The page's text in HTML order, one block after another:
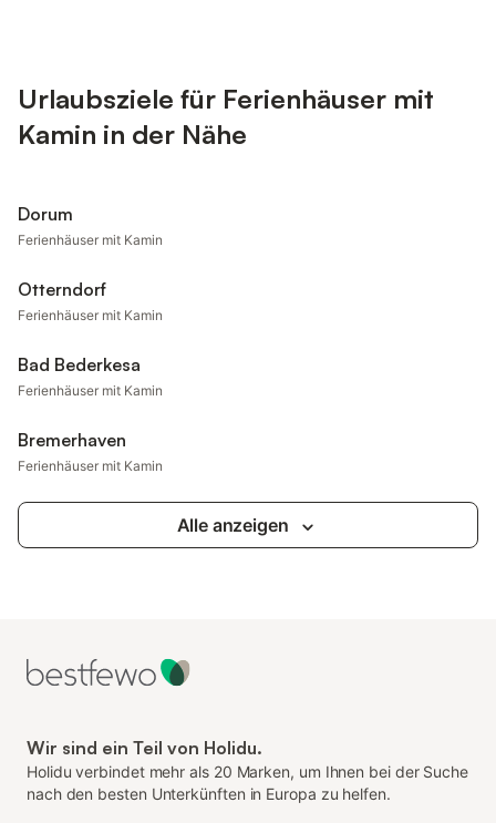
Urlaubsziele für Ferienhäuser mit
Kamin in der Nähe
Dorum
Ferienhäuser mit Kamin
Otterndorf
Ferienhäuser mit Kamin
Bad Bederkesa
Ferienhäuser mit Kamin
Bremerhaven
Ferienhäuser mit Kamin
Alle anzeigen
Wir sind ein Teil von Holidu.
Holidu verbindet mehr als 20 Marken, um Ihnen bei der Suche
nach den besten Unterkünften in Europa zu helfen.